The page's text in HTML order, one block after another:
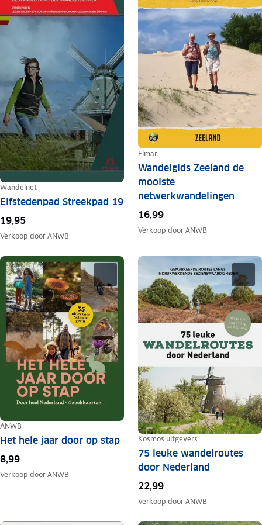
Wandelnet
Elfstedenpad Streekpad 19
19,95
Verkoop doorANWB
Elmar
Wandelgids Zeeland de
mooiste
netwerkwandelingen
16,99
Verkoop doorANWB
ANWB
Het hele jaar door op stap
8,99
Verkoop doorANWB
Kosmos uitgevers
75 leuke wandelroutes
door Nederland
22,99
Verkoop doorANWB